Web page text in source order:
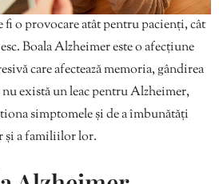
o provocare atât pentru pacienți, cât
Boala Alzheimer este o afecțiune
care afectează memoria, gândirea
există un leac pentru Alzheimer,
simptomele și de a îmbunătăți
și a familiilor lor.